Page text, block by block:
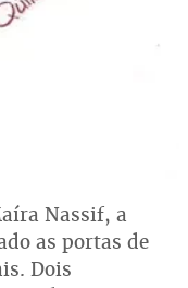
Nassif, a
as portas de
Dois